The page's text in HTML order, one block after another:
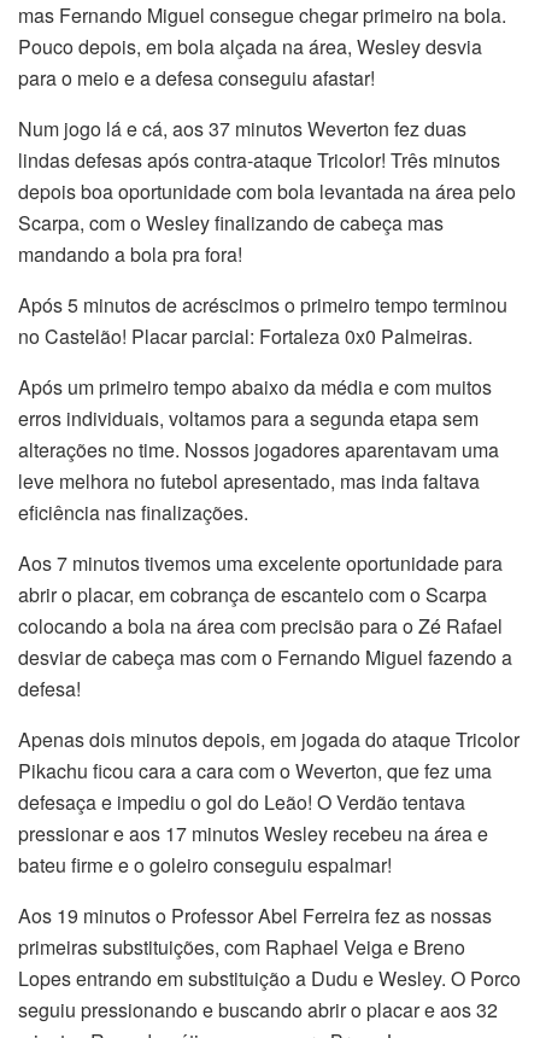
mas Fernando Miguel consegue chegar primeiro na bola.
Pouco depois, em bola alçada na área, Wesley desvia
para o meio e a defesa conseguiu afastar!
Num jogo lá e cá, aos 37 minutos Weverton fez duas
lindas defesas após contra-ataque Tricolor! Três minutos
depois boa oportunidade com bola levantada na área pelo
Scarpa, com o Wesley finalizando de cabeça mas
mandando a bola pra fora!
Após 5 minutos de acréscimos o primeiro tempo terminou
no Castelão! Placar parcial: Fortaleza 0x0 Palmeiras.
Após um primeiro tempo abaixo da média e com muitos
erros individuais, voltamos para a segunda etapa sem
alterações no time. Nossos jogadores aparentavam uma
leve melhora no futebol apresentado, mas inda faltava
eficiência nas finalizações.
Aos 7 minutos tivemos uma excelente oportunidade para
abrir o placar, em cobrança de escanteio com o Scarpa
colocando a bola na área com precisão para o Zé Rafael
desviar de cabeça mas com o Fernando Miguel fazendo a
defesa!
Apenas dois minutos depois, em jogada do ataque Tricolor
Pikachu ficou cara a cara com o Weverton, que fez uma
defesaça e impediu o gol do Leão! O Verdão tentava
pressionar e aos 17 minutos Wesley recebeu na área e
bateu firme e o goleiro conseguiu espalmar!
Aos 19 minutos o Professor Abel Ferreira fez as nossas
primeiras substituições, com Raphael Veiga e Breno
Lopes entrando em substituição a Dudu e Wesley. O Porco
seguiu pressionando e buscando abrir o placar e aos 32